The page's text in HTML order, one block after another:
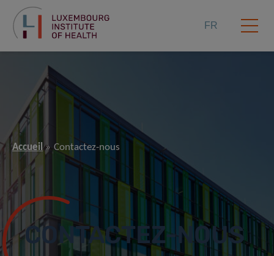
FR
Accueil Contactez-nous
CONTACTEZ-NOUS